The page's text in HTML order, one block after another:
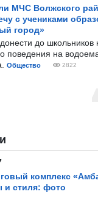
МЧС Волжского
с учениками
город»
до школьников
поведения на
Общество 2822
комплекс
и стиля: фото